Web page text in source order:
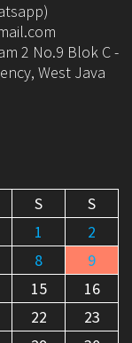
2 No.9 Blok C -
West Java
S
S
1
2
8
9
15
16
22
23